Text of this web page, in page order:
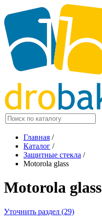
Главная /
Каталог /
Защитные стекла /
Motorola glass
Motorola glass
Уточнить раздел (29)